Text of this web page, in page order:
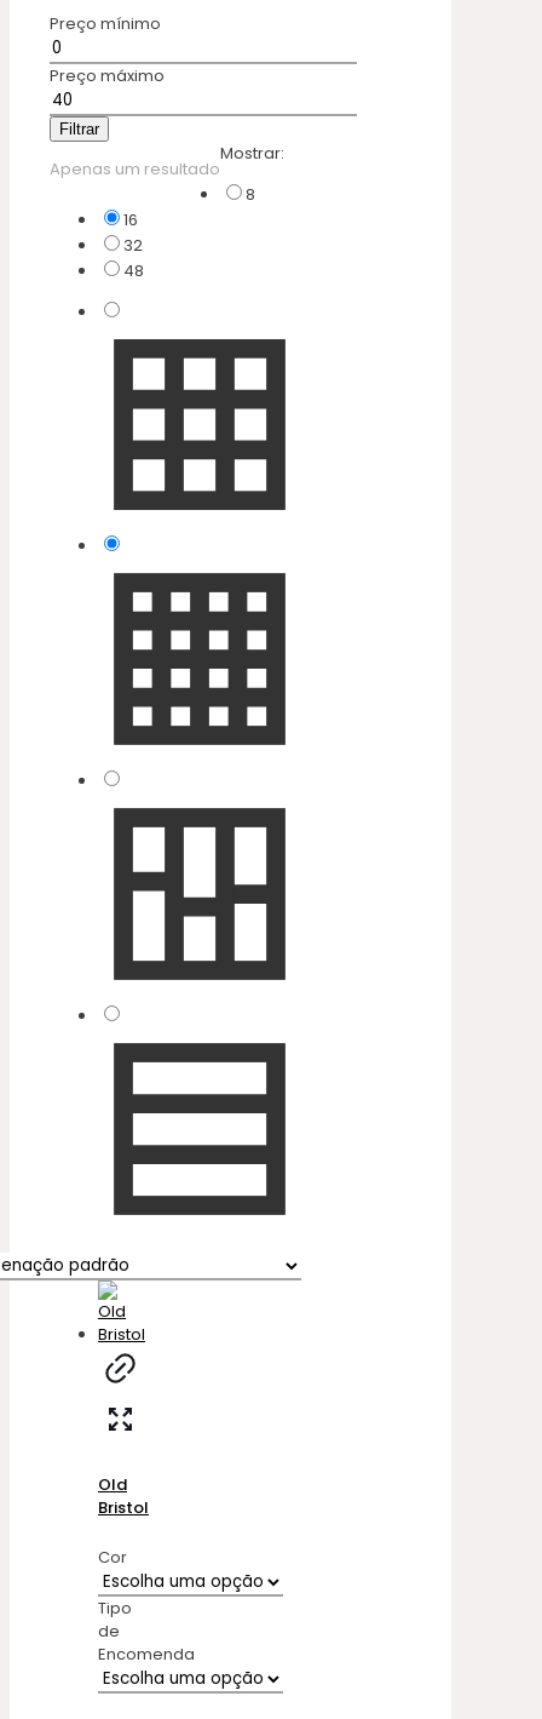
Preço mínimo
Preço máximo
Filtrar
Apenas um resultado
Mostrar:
8
16
32
48
Old
Bristol
Cor
Tipo
de
Encomenda